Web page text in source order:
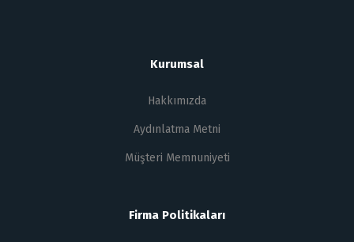
Kurumsal
Hakkımızda
Aydınlatma Metni
Müşteri Memnuniyeti
Firma Politikaları